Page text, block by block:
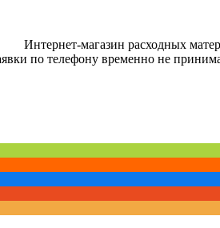
Интернет-магазин расходных
по телефону временно не